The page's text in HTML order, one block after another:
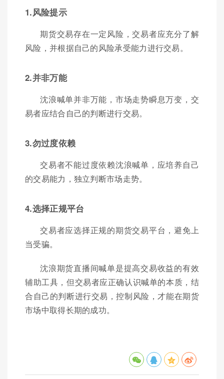
1.风险提示
期货交易存在一定风险，交易者应充分了解
风险，并根据自己的风险承受能力进行交易。
2.并非万能
沈浪喊单并非万能，市场走势瞬息万变，交
易者应结合自己的判断进行交易。
3.勿过度依赖
交易者不能过度依赖沈浪喊单，应培养自己
的交易能力，独立判断市场走势。
4.选择正规平台
交易者应选择正规的期货交易平台，避免上
当受骗。
沈浪期货直播间喊单是提高交易收益的有效
辅助工具，但交易者应正确认识喊单的本质，结
合自己的判断进行交易，控制风险，才能在期货
市场中取得长期的成功。